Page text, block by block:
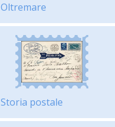
Oltremare
Storia postale